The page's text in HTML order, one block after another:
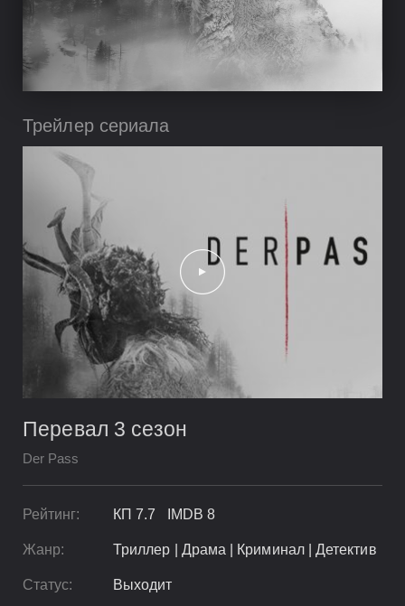
Трейлер сериала
Перевал 3 сезон
Der Pass
Рейтинг: КП 7.7 IMDB 8
Жанр: Триллер | Драма | Криминал | Детектив
Статус: Выходит